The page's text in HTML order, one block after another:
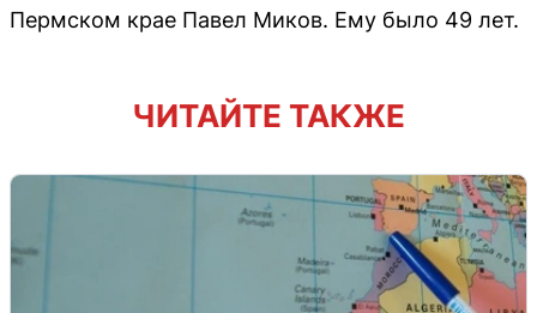
Пермском крае Павел Миков. Ему было 49 лет.
ЧИТАЙТЕ ТАКЖЕ